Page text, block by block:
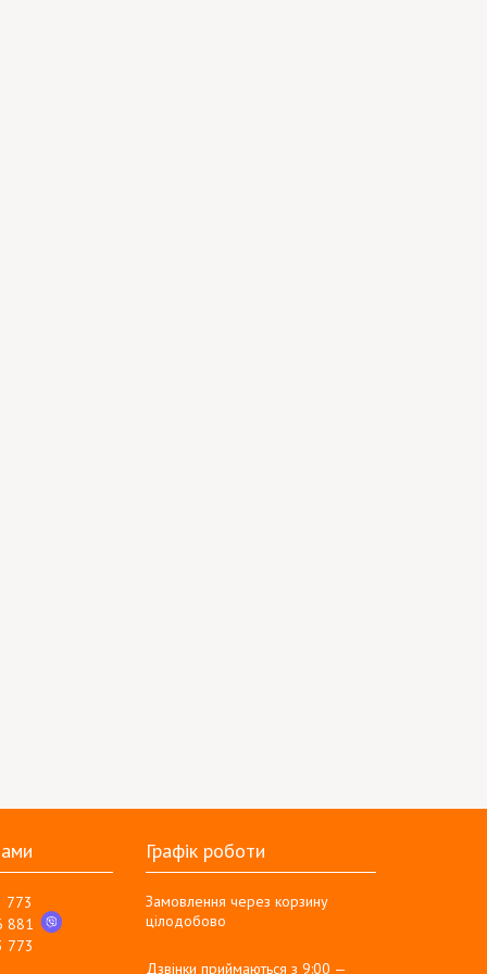
773
881
773
Графік роботи
Замовлення через корзину
цілодобово
Дзвінки приймаються з 9:00 —